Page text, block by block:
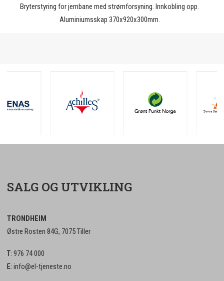
Bryterstyring for jernbane med strømforsyning. Innkobling opp.
Aluminiumsskap 370x920x300mm.
SALG OG UTVIKLING
TRONDHEIM
Østre Rosten 84G, 7075 Tiller
T: 976 74 000
E: info@el-tjeneste.no